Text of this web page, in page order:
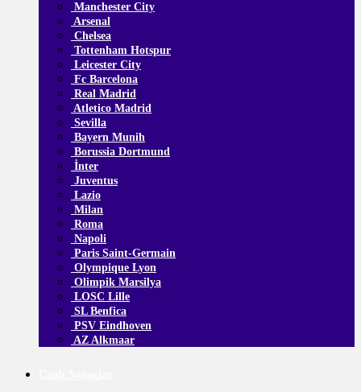
Manchester City
Arsenal
Chelsea
Tottenham Hotspur
Leicester City
Fc Barcelona
Real Madrid
Atletico Madrid
Sevilla
Bayern Munih
Borussia Dortmund
İnter
Juventus
Lazio
Milan
Roma
Napoli
Paris Saint-Germain
Olympique Lyon
Olimpik Marsilya
LOSC Lille
SL Benfica
PSV Eindhoven
AZ Alkmaar